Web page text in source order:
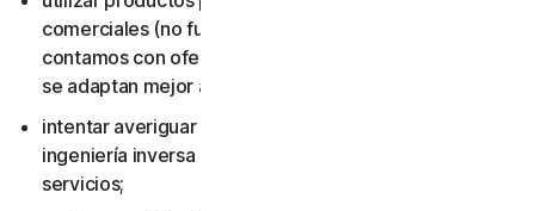
comerciales (no fueron diseñados para ese uso y
contamos con ofertas para pequeñas empresas que
se adaptan mejor al entorno laboral);
intentar averiguar el código fuente, incluso mediante
ingeniería inversa o descompilación del software o los
servicios;